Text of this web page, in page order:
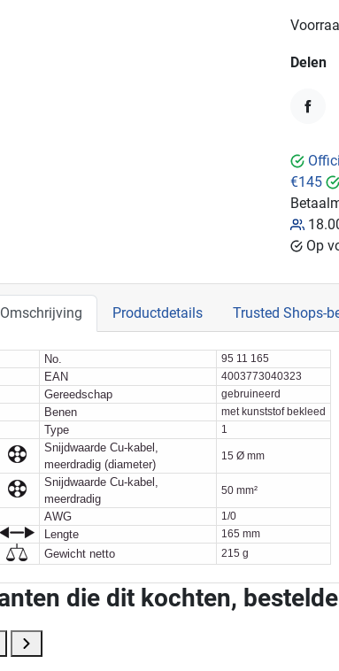
Delen
€145
Op
Omschrijving Productdetails Trusted Shops-
No. 95 11 165
EAN 4003773040323
Gereedschap gebruineerd
Benen met kunststof bekleed
Type 1
Snijdwaarde Cu-kabel,
meerdradig (diameter)
15 Ø mm
Snijdwaarde Cu-kabel,
meerdradig
50 mm²
AWG 1/0
Lengte 165 mm
Gewicht netto 215 g
die dit kochten,